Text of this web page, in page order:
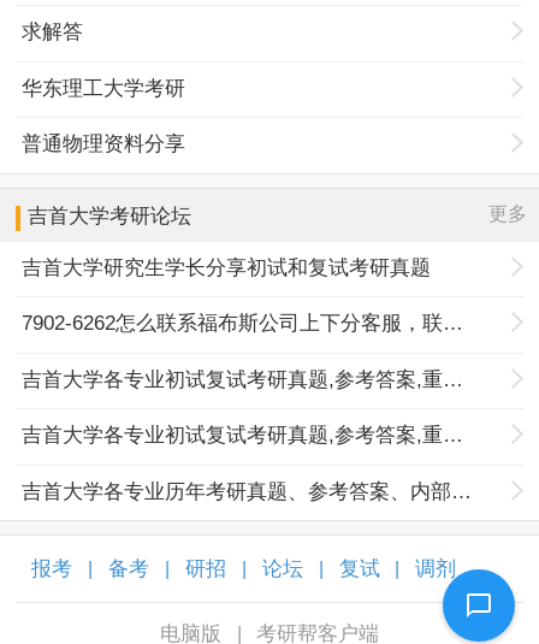
求解答
华东理工大学考研
普通物理资料分享
吉首大学考研论坛 更多
吉首大学研究生学长分享初试和复试考研真题
7902-6262怎么联系福布斯公司上下分客服，联系客服与开户注册
吉首大学各专业初试复试考研真题,参考答案,重点范围
吉首大学各专业初试复试考研真题,参考答案,重点范围
吉首大学各专业历年考研真题、参考答案、内部笔记
报考 备考 研招 论坛 复试 调剂
电脑版 考研帮客户端